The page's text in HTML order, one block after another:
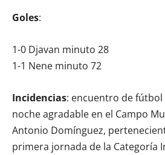
Goles:
1-0 Djavan minuto 28
1-1 Nene minuto 72
Incidencias: encuentro de
noche agradable en el Campo
Antonio Domínguez,
primera jornada de la Categoría